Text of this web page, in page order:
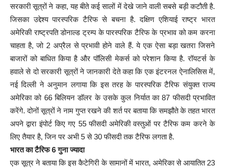
सरकारी सूत्रों ने कहा, यह बीते कई सालों में देखे जाने वाली सबसे बड़ी कटौती है.
जिसका उद्देश्य पारस्परिक टैरिफ से बचना है. दक्षिण एशियाई राष्ट्र भारत
अमेरिकी राष्ट्रपति डोनाल्ड ट्रम्प के पारस्परिक टैरिफ के प्रभाव को कम करना
चाहता है, जो 2 अप्रैल से प्रभावी होने वाले हैं. ये एक ऐसा बड़ा खतरा जिसने
बाजारों को बाधित किया है और पॉलिसी मेकर्स को परेशान किया है. रॉयटर्स के
हवाले से दो सरकारी सूत्रों ने जानकारी देते कहा कि एक इंटरनल ऐनालिसिस में,
नई दिल्ली ने अनुमान लगाया कि इस तरह के पारस्परिक टैरिफ संयुक्त राज्य
अमेरिका को 66 बिलियन डॉलर के उसके कुल निर्यात का 87 फीसदी प्रभावित
करेंगे. दोनों सूत्रों ने नाम गुप्त रखने की शर्त पर बताया कि समझौते के तहत भारत
अपने द्वारा इंपोर्ट किए गए 55 फीसदी अमेरिकी वस्तुओं पर टैरिफ कम करने के
लिए तैयार है, जिन पर अभी 5 से 30 फीसदी तक टैरिफ लगता है.
भारत का टैरिफ 6 गुना ज्यादा
एक सूत्र ने बताया कि इस कैटेगिरी के सामानों में भारत, अमेरिका से आयातित 23